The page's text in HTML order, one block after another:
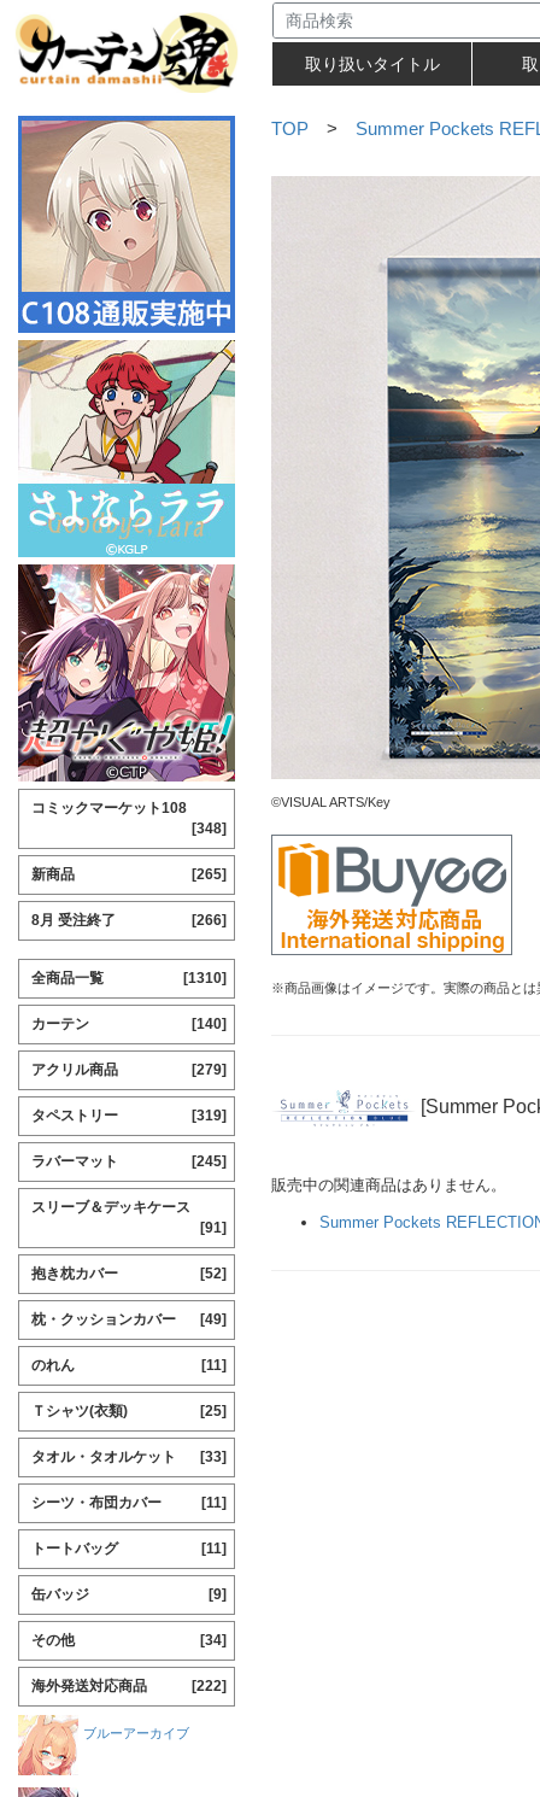
取り扱いタイトル
TOP > Summer Pockets
©VISUAL ARTS/Key
※商品画像はイメージです。実際の商品と
[Summer
販売中の関連商品はありません。
Summer Pockets
コミックマーケット108
[348]
新商品 [265]
8月 受注終了 [266]
全商品一覧 [1310]
カーテン [140]
アクリル商品 [279]
タペストリー [319]
ラバーマット [245]
スリーブ＆デッキケース
[91]
抱き枕カバー [52]
枕・クッションカバー [49]
のれん [11]
Ｔシャツ(衣類) [25]
タオル・タオルケット [33]
シーツ・布団カバー [11]
トートバッグ [11]
缶バッジ [9]
その他 [34]
海外発送対応商品 [222]
ブルーアーカイブ